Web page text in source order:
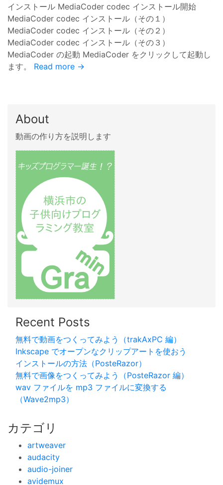
インストール MediaCoder codec インストール開始
MediaCoder codec インストール（その１）
MediaCoder codec インストール（その２）
MediaCoder codec インストール（その３）
MediaCoder の起動 MediaCoder をクリックして起動し
ます。 Read more →
About
動画の作り方を説明します
Recent Posts
無料で動画をつくってみよう（trakAxPC 編）
Inkscape でオープンなクリップアートを使おう
インストールの方法（PosteRazor）
無料で画像をつくってみよう（PosteRazor 編）
wav ファイルを mp3 ファイルに変換する
（Wave2mp3）
カテゴリ
artweaver
audacity
audio-joiner
avidemux